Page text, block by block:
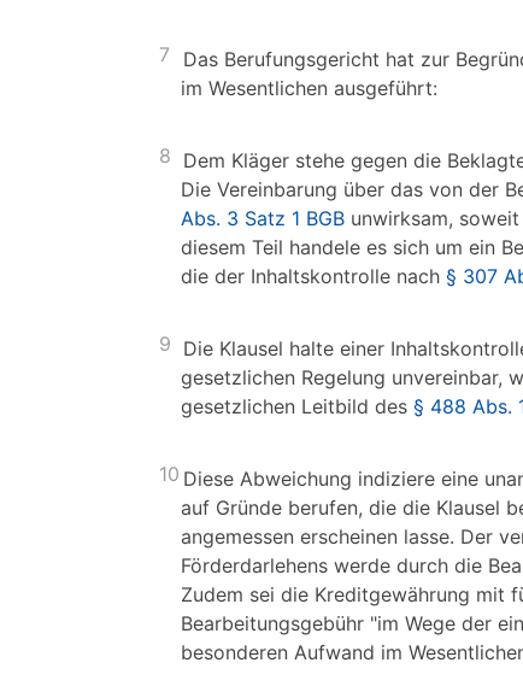
7
Das Berufungsgericht hat zur
im Wesentlichen ausgeführt:
8 Dem Kläger stehe gegen die
Die Vereinbarung über das von der
Abs. 3 Satz 1 BGB unwirksam,
diesem Teil handele es sich um ein
die der Inhaltskontrolle nach § 307
9 Die Klausel halte einer
gesetzlichen Regelung unvereinbar,
gesetzlichen Leitbild des § 488 Abs.
10 Diese Abweichung indiziere eine
auf Gründe berufen, die die Klausel
angemessen erscheinen lasse. Der
Förderdarlehens werde durch die
Zudem sei die Kreditgewährung mit
Bearbeitungsgebühr "im Wege der
besonderen Aufwand im